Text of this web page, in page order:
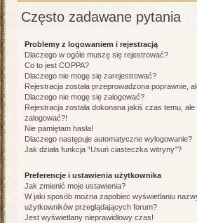
Często zadawane pytania
Problemy z logowaniem i rejestracją
Dlaczego w ogóle muszę się rejestrować?
Co to jest COPPA?
Dlaczego nie mogę się zarejestrować?
Rejestracja została przeprowadzona poprawnie,
Dlaczego nie mogę się zalogować?
Rejestracja została dokonana jakiś czas temu,
zalogować?!
Nie pamiętam hasła!
Dlaczego następuje automatyczne wylogowanie?
Jak działa funkcja “Usuń ciasteczka witryny”?
Preferencje i ustawienia użytkownika
Jak zmienić moje ustawienia?
W jaki sposób można zapobiec wyświetlaniu
użytkowników przeglądających forum?
Jest wyświetlany nieprawidłowy czas!